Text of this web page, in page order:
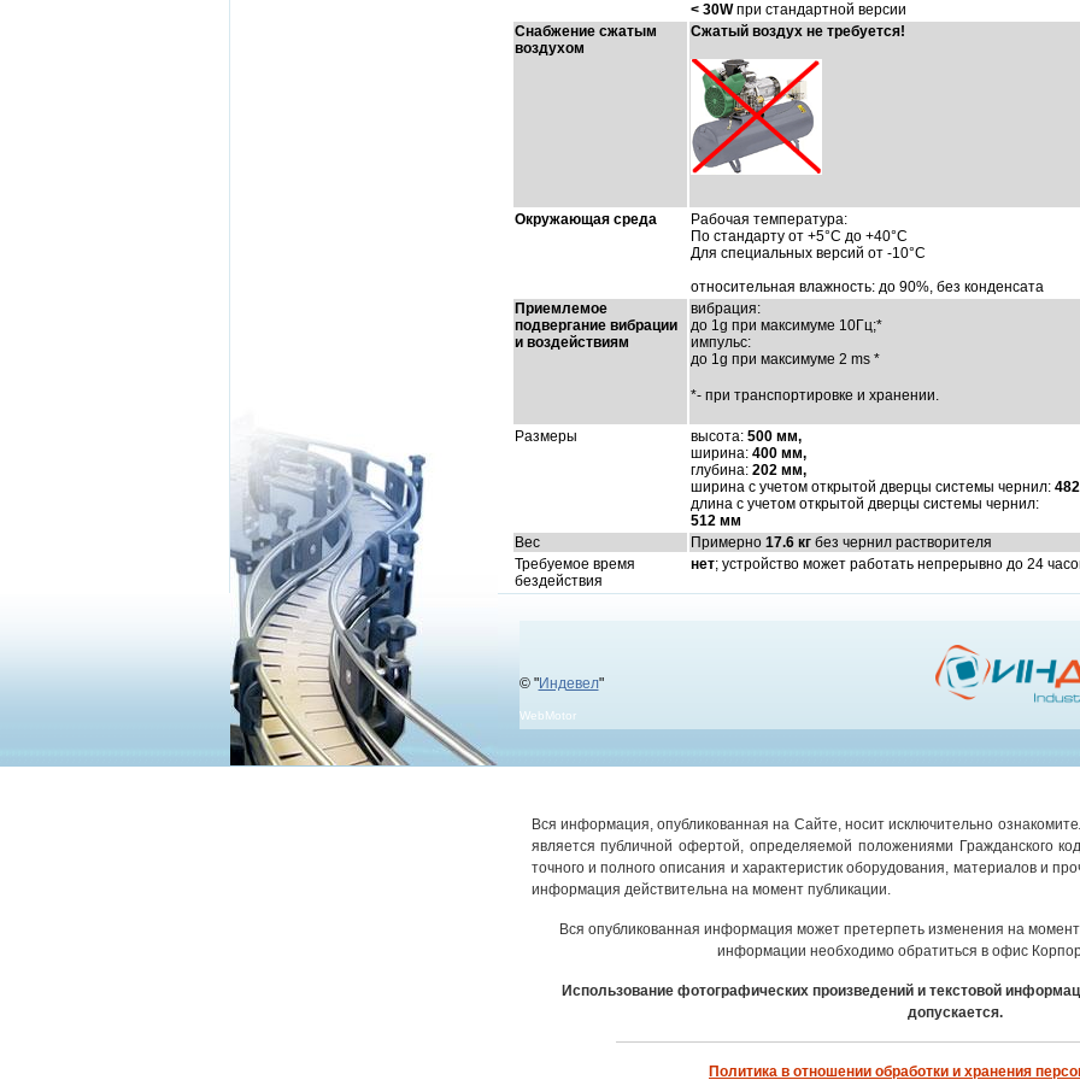
< 30Wпри стандартной версии
Снабжение сжатым
воздухом
Сжатый воздух не требуется!
Окружающая среда
Рабочая температура:
По стандарту от +5°C до +40°C
Для специальных версий от -10°C
относительная влажность: до 90%, без конденсата
Приемлемое
подвергание вибрации
и воздействиям
вибрация:
до 1g при максимуме 10Гц;*
импульс:
до 1g при максимуме 2 ms *
*- при транспортировке и хранении.
Размеры высота: 500 мм,
ширина: 400 мм,
глубина: 202 мм,
ширина с учетом открытой дверцы системы чернил:
длина с учетом открытой дверцы системы чернил:
512 мм
Вес
Примерно 17.6 кг без чернил растворителя
Требуемое время
бездействия
нет; устройство может работать непрерывно до 24
© "Индевел"
WebMotor
Вся информация, опубликованная на Сайте, носит исключительно
является публичной офертой, определяемой положениями Гражданского
точного и полного описания и характеристик оборудования, материалов и
информация действительна на момент публикации.
Вся опубликованная информация может претерпеть изменения на
информации необходимо обратиться в офис
Использование фотографических произведений и текстовой
допускается.
Политика в отношении обработки и хранения